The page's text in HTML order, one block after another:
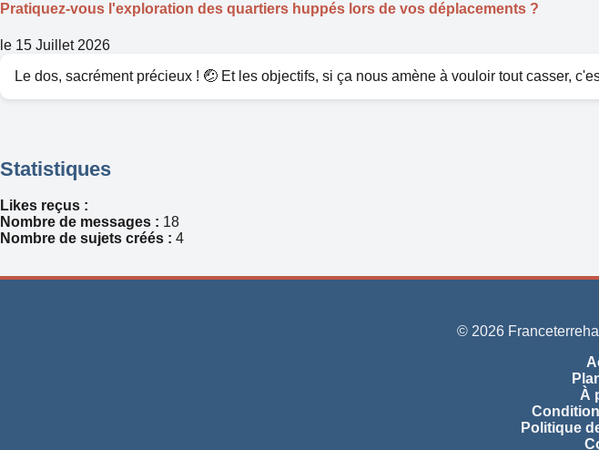
Pratiquez-vous l'exploration des quartiers huppés lors de vos déplacements ?
le 15 Juillet 2026
Le dos, sacrément précieux ! 🤕 Et les objectifs, si ça nous amène à vouloir tout casser,
Statistiques
Likes reçus :
Nombre de messages : 18
Nombre de sujets créés : 4
© 2026
À
Politique